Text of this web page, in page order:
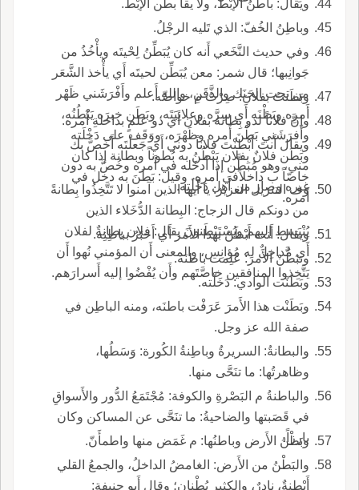
ويقال: باطنُ الإبْط، ولا يقا بطْن الإبْط.
وباطِنُ الخُفّ: الذي تَليه الرجْلُ.
وفي حديث النَّخَعي أَنه كان يُبَطِّنُ لِحْيتَه ويأْخُذُ من
جَوانِبها؛ قال شمر: معن يُبَطِّن لحيتَه أَي يأْخذ الشَّعَر
من تحت الحَنَك والذَّقَنِ، والله أَعلم وأَفْرَشَني ظَهْر
أَمرِه وبَطْنَه أَي سِرَّه وعلانِيَتَه، وبَطَن خبرَه يَبْطُنُه،
وأَفرَشَني بَطْنَ أَمره وظَهْرَه، ووَقَف على دَخْلَته
وبَطَن فلانٌ بفلان يَبْطُنُ به بُطوناً وبطانة إذا كان
خاصّاً ب داخلاًفي أَمره، وقيل: بَطَنَ به دخل في
أَمره.
وبَطَنتُ بفلان: صِرْتُ م خواصِّه.
وإنَّ فلاناً لذو بِطانة بفلان أَي ذو علمٍ بداخلةِ أَمره.
ويقال أَنتَ أَبْطنْتَ فلاناً دوني أَي جَعلْتَه أَخَصَّ بك
مني، وهو مُبَطَّن إذا أَدخَله في أَمره وخُصَّ به دون
غيره وصار من أَهل دَخْلَتِه.
وف التنزيل العزيز: يا أَيها الذين آمنوا لا تَتَّخِذُوا بِطانةً
من دونكم قال الزجاج: البِطانة الدُّخَلاء الذين
يُنْبَسط إليهم ويُسْتَبْطَنونَ يقال: فلان بِطانةٌ لفلان
أَي مُداخِلٌ له مُؤانِس، والمعنى أَن المؤمني نُهوا أَن
يَتَّخِذوا المنافقين خاصَّتَهم وأَن يُفْضُوا إليه أَسرارَهم.
ويقال: أَنت أَبْطَنُ بهذا الأَمر أَي أَخبَرُ بباطِنِه.
وتبَطَّنْ الأَمرَ: عَلِمت باطنَه.
وبَطَنْت الوادي: دَخَلْته.
وبَطَنْت هذا الأَمرَ عَرَفْت باطنَه، ومنه الباطِن في
صفة الله عز وجل.
والبطانةُ: السريرةُ وباطِنةُ الكُورة: وَسَطُها،
وظاهرتُها: ما تنَحَّى منها.
والباطنةُ م البَصْرةِ والكوفة: مُجْتَمَعُ الدُّور والأَسواقِ
في قَصَبتها والضاحيةُ: ما تنَحَّى عن المساكن وكان
بارزاً.
وبَطْنُ الأَرض وباطنُها: م غَمَض منها واطمأَنّ.
والبَطْنُ من الأَرض: الغامضُ الداخلُ، والجمعُ القلي
أَبْطِنةٌ، نادرٌ، والكثير بُطْنان؛ وقال أَبو حنيفة: